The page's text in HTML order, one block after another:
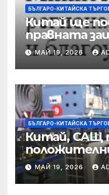
БЪЛГАРО-КИТАЙСКА
Китай ще
правната
борбата с
МАЙ 19, 2026
БЪЛГАРО-КИТАЙСКА
Китай, САЩ
търговски
МАЙ 19, 2026